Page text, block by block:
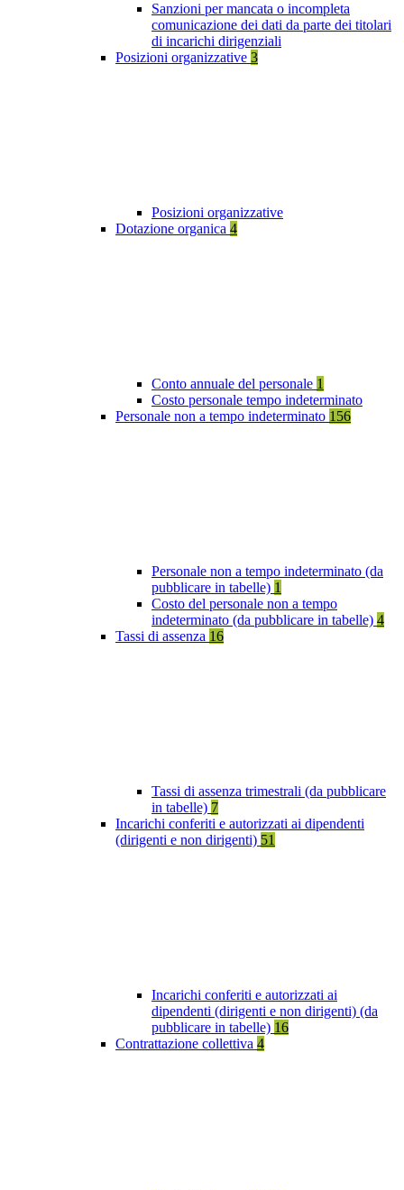
Sanzioni per mancata o incompleta
comunicazione dei dati da parte dei titolari
di incarichi dirigenziali
Posizioni organizzative 3
Posizioni organizzative
Dotazione organica 4
Conto annuale del personale 1
Costo personale tempo indeterminato
Personale non a tempo indeterminato 156
Personale non a tempo indeterminato (da
pubblicare in tabelle) 1
Costo del personale non a tempo
indeterminato (da pubblicare in tabelle) 4
Tassi di assenza 16
Tassi di assenza trimestrali (da pubblicare
in tabelle) 7
Incarichi conferiti e autorizzati ai dipendenti
(dirigenti e non dirigenti) 51
Incarichi conferiti e autorizzati ai
dipendenti (dirigenti e non dirigenti) (da
pubblicare in tabelle) 16
Contrattazione collettiva 4